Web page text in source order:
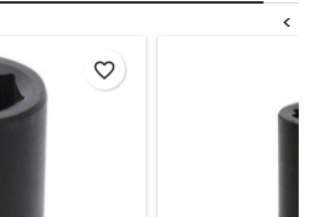
<
favorite_border